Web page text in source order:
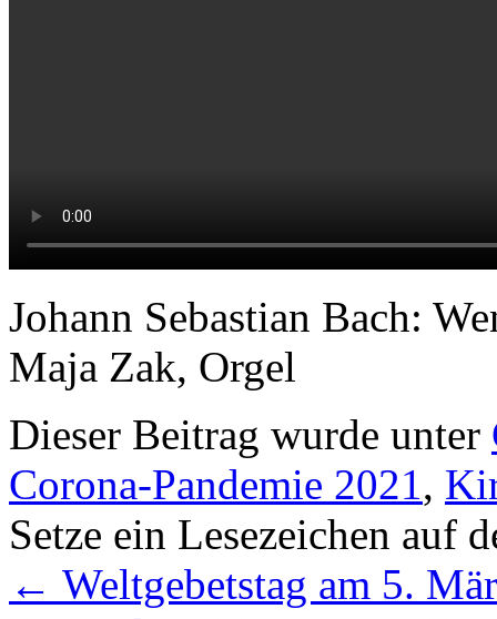
Johann Sebastian Bach:
Maja Zak, Orgel
Dieser Beitrag wurde unter
Corona-Pandemie 2021,
Setze ein Lesezeichen auf
← Weltgebetstag am 5.